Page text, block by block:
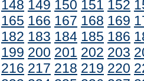
148 149 150 151 152
165 166 167 168 169
182 183 184 185 186
199 200 201 202 203
216 217 218 219 220